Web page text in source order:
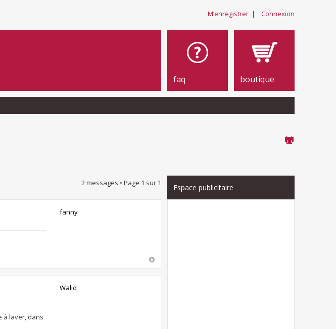
M’enregistrer | Connexion
faq boutique
2 messages • Page 1 sur 1
fanny
à laver, dans
Walid
Espace publicitaire